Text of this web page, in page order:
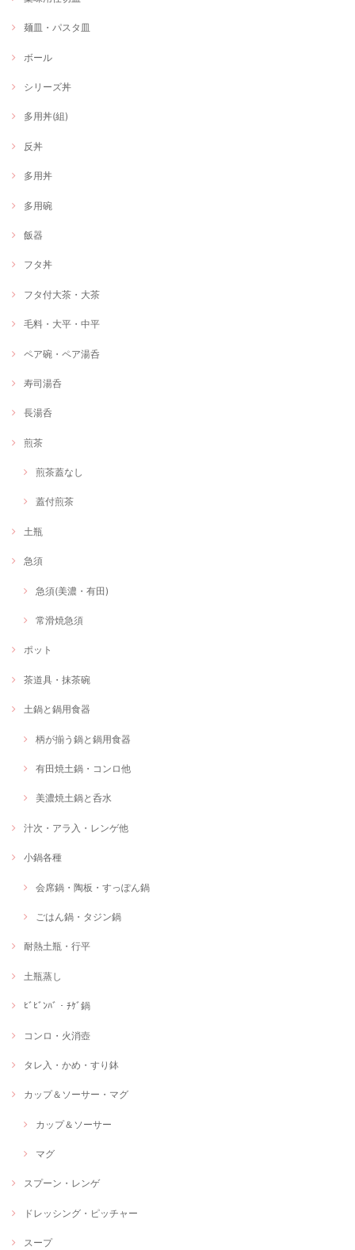
麺皿・パスタ皿
ボール
シリーズ丼
多用丼(組)
反丼
多用丼
多用碗
飯器
フタ丼
フタ付大茶・大茶
毛料・大平・中平
ペア碗・ペア湯呑
寿司湯呑
長湯呑
煎茶
煎茶蓋なし
蓋付煎茶
土瓶
急須
急須(美濃・有田)
常滑焼急須
ポット
茶道具・抹茶碗
土鍋と鍋用食器
柄が揃う鍋と鍋用食器
有田焼土鍋・コンロ他
美濃焼土鍋と呑水
汁次・アラ入・レンゲ他
小鍋各種
会席鍋・陶板・すっぽん鍋
ごはん鍋・タジン鍋
耐熱土瓶・行平
土瓶蒸し
ﾋﾞﾋﾞﾝﾊﾞ・ﾁｹﾞ鍋
コンロ・火消壺
タレ入・かめ・すり鉢
カップ＆ソーサー・マグ
カップ＆ソーサー
マグ
スプーン・レンゲ
ドレッシング・ピッチャー
スープ